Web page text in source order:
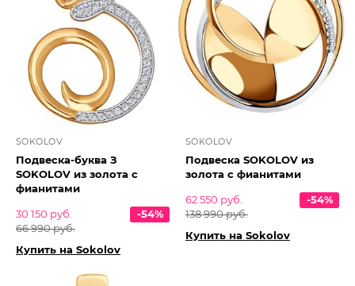
SOKOLOV
Подвеска-буква З
SOKOLOV из золота с
фианитами
30 150 руб.
66 990 руб.
-54%
Купить на Sokolov
SOKOLOV
Подвеска SOKOLOV из
золота с фианитами
62 550 руб.
138 990 руб.
-54%
Купить на Sokolov